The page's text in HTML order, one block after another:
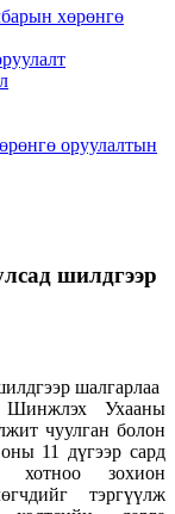
хөрөнгө
оруулалтын
шилдгээр
Ухааны
чуулган болон
11 дүгээр сард
зохион
тэргүүлж